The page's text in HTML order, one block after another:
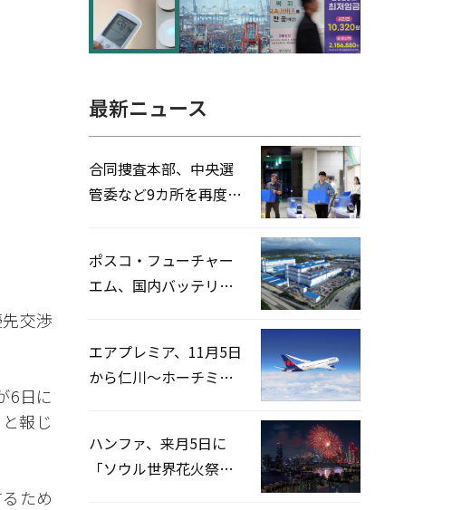
交渉
6日に
報じ
ため
高更新の可能性に需給対応体制を点
検
最新ニュース
合同捜査本部、中央選
管委など9カ所を再度家
ポスコ・フューチャー
エム、国内バッテリー
エアプレミア、11月5日
から仁川〜ホーチミン
ハンファ、来月5日に
「ソウル世界花火祭り